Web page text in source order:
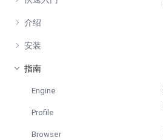
介绍
安装
指南
Engine
Profile
Browser